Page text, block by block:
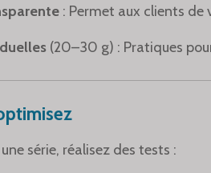
: Permet aux clients de
(20–30 g) : Pratiques
série, réalisez des tests :